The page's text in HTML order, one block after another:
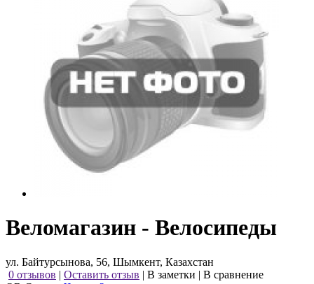
Веломагазин - Велосипеды
ул. Байтурсынова, 56, Шымкент, Казахстан
0 отзывов | Оставить отзыв | В заметки | В сравнение